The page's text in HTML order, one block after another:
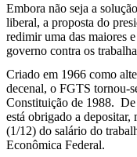
Embora não seja a
liberal, a proposta do
redimir uma das maiores
governo contra os
Criado em 1966 como
decenal, o FGTS tornou-
Constituição de 1988.
está obrigado a
(1/12) do salário do
Econômica Federal.